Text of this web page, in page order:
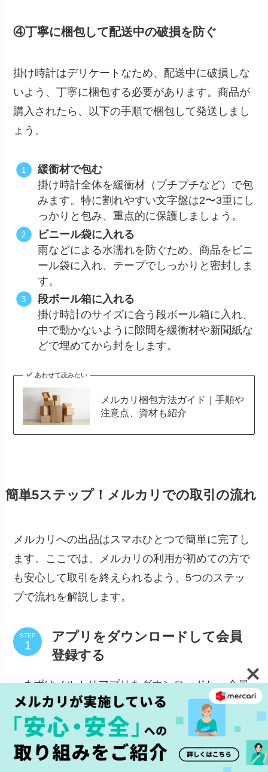
④丁寧に梱包して配送中の破損を防ぐ
掛け時計はデリケートなため、配送中に破損しな
いよう、丁寧に梱包する必要があります。商品が
購入されたら、以下の手順で梱包して発送しまし
ょう。
緩衝材で包む
掛け時計全体を緩衝材（プチプチなど）で包
みます。特に割れやすい文字盤は2〜3重にし
っかりと包み、重点的に保護しましょう。
ビニール袋に入れる
雨などによる水濡れを防ぐため、商品をビニ
ール袋に入れ、テープでしっかりと密封しま
す。
段ボール箱に入れる
掛け時計のサイズに合う段ボール箱に入れ、
中で動かないように隙間を緩衝材や新聞紙な
どで埋めてから封をします。
あわせて読みたい
メルカリ梱包方法ガイド｜手順や
注意点、資材も紹介
簡単5ステップ！メルカリでの取引の流れ
メルカリへの出品はスマホひとつで簡単に完了し
ます。ここでは、メルカリの利用が初めての方で
も安心して取引を終えられるよう、5つのステッ
プで流れを解説します。
STEP
アプリをダウンロードして会員
登録する
まずはメルカリアプリをダウンロードし、会員
登録をしましょう。メールアドレスだけでな
く、SNSアカウントでも登録が可能です。
▶︎ メルカリアプリのダウンロードはこちらから